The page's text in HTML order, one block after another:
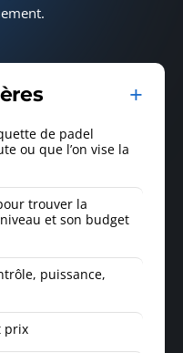
de padel
ou que l’on vise la
trouver la
et son budget
puissance,
prix